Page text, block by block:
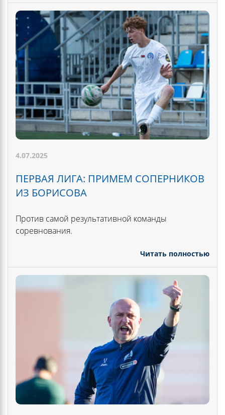
4.07.2025
ПЕРВАЯ ЛИГА: ПРИМЕМ СОПЕРНИКОВ
ИЗ БОРИСОВА
Против самой результативной команды
соревнования.
Читать полностью